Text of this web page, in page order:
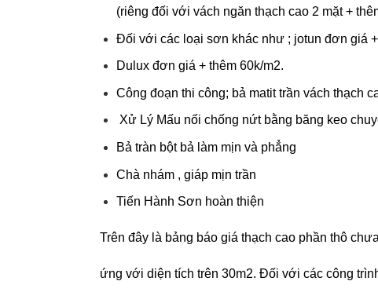
(riêng đối với vách ngăn thạch cao 2 mặt +
Đối với các loại sơn khác như ; jotun đơn giá +
Dulux đơn giá + thêm 60k/m2.
Công đoạn thi công; bả matittrần vách thạch
Xử Lý Mấu nối chống nứt bằng băng keo
Bả tràn bột bả làm mịn và phẳng
Chà nhám , giáp mịn trần
Tiến Hành Sơn hoàn thiện
Trên đây là bảng báo giá thạch cao phần thô
ứng với diện tích trên 30m2. Đối với các công